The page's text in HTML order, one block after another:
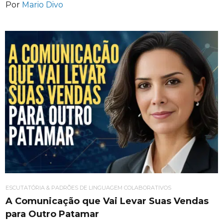
Por Mario Divo
ESCUTATÓRIA & PADRÕES DE LINGUAGEM COLABORATIVOS
A Comunicação que Vai Levar Suas Vendas
para Outro Patamar